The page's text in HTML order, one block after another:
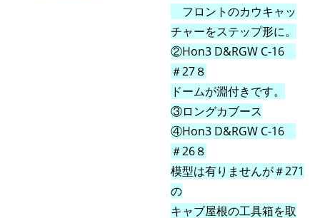
フロントのカウキャッ
チャーをステップ形に。
②Hon3 D&RGW C-16
＃27８
ドームが淵付きです。
③ロングカブース
④Hon3 D&RGW C-16
＃26８
模型は有りませんが＃271
の
キャブ屋根の工具箱を取